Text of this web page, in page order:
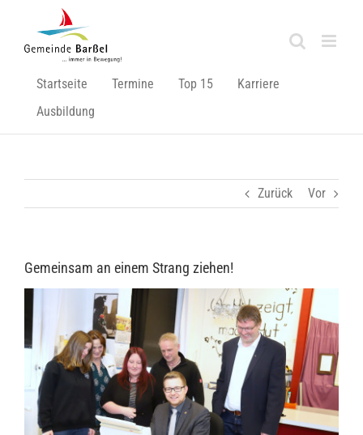
springen
Startseite Termine Top 15
Karriere
Ausbildung
Zurück Vor
Gemeinsam an einem Strang ziehen!
Zeige
grösseres
Bild